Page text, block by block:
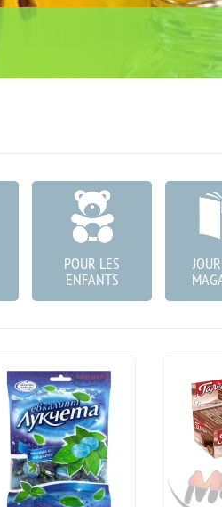
POUR LES
ENFANTS